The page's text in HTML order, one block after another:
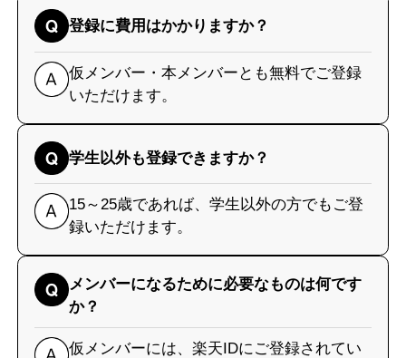
登録に費用はかかりますか？
仮メンバー・本メンバーとも無料でご登録
いただけます。
学生以外も登録できますか？
15～25歳であれば、学生以外の方でもご登
録いただけます。
メンバーになるために必要なものは何です
か？
仮メンバーには、楽天IDにご登録されてい